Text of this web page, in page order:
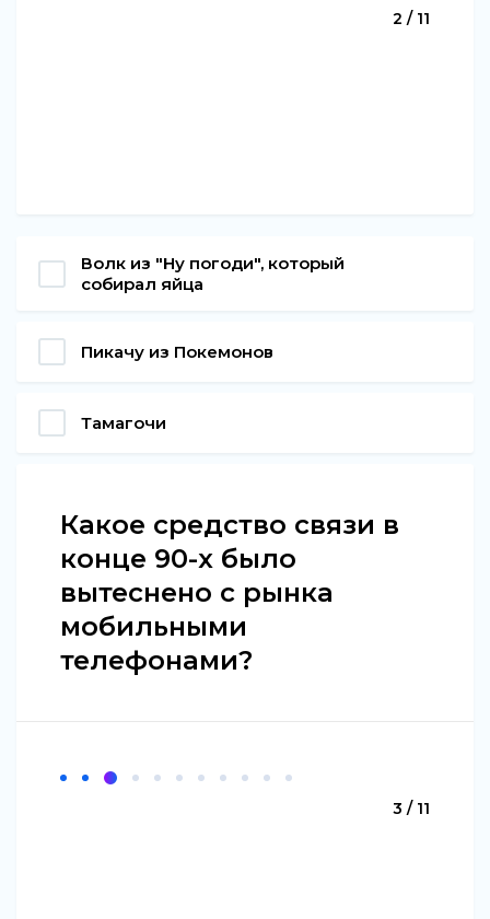
2 / 11
Волк из "Ну погоди", который
собирал яйца
Пикачу из Покемонов
Тамагочи
Какое средство связи в
конце 90-х было
вытеснено с рынка
мобильными
телефонами?
3 / 11